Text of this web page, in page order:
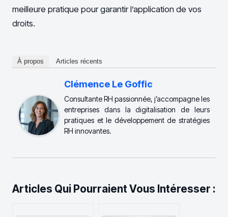
meilleure pratique pour garantir l’application de vos
droits.
À propos Articles récents
Clémence Le Goffic
Consultante RH passionnée, j’accompagne les
entreprises dans la digitalisation de leurs
pratiques et le développement de stratégies
RH innovantes.
Articles Qui Pourraient Vous Intéresser :